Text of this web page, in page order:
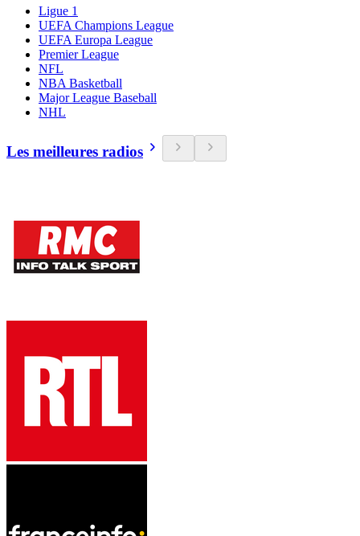
Ligue 1
UEFA Champions League
UEFA Europa League
Premier League
NFL
NBA Basketball
Major League Baseball
NHL
Les meilleures radios